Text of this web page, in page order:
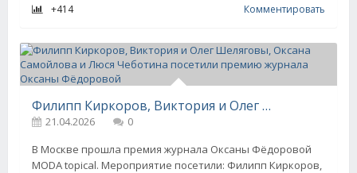
+414 Комментировать
Филипп Киркоров, Виктория и Олег Шеляговы, Оксана Самойлова и Люся Чеботина посетили премию журнала Оксаны Фёдоровой
21.04.2026
0
В Москве прошла премия журнала Оксаны Фёдоровой
MODA topical. Мероприятие посетили: Филипп Киркоров,